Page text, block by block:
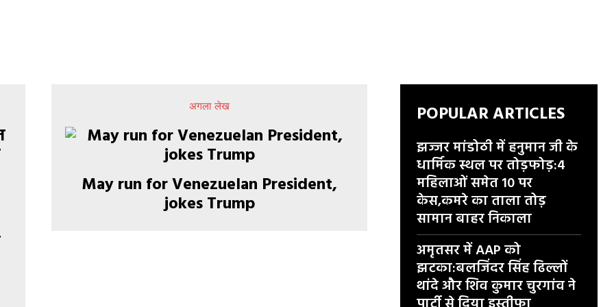
अगला लेख
May run for Venezuelan President,
jokes Trump
POPULAR ARTICLES
झज्जर मांडोठी में हनुमान जी के
धार्मिक स्थल पर तोड़फोड़:4
महिलाओं समेत 10 पर
केस,कमरे का ताला तोड़
सामान बाहर निकाला
अमृतसर में AAP को
झटका:बलजिंदर सिंह ढिल्लों
थांदे और शिव कुमार चुरगांव ने